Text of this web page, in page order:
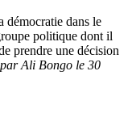
démocratie dans le
politique dont il
prendre une décision
Ali Bongo le 30